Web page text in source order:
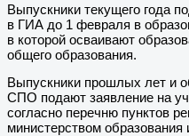
Выпускники текущего года
в ГИА до 1 февраля в
в которой осваивают
общего образования.
Выпускники прошлых лет и
СПО подают заявление на
согласно перечню пунктов
министерством образования